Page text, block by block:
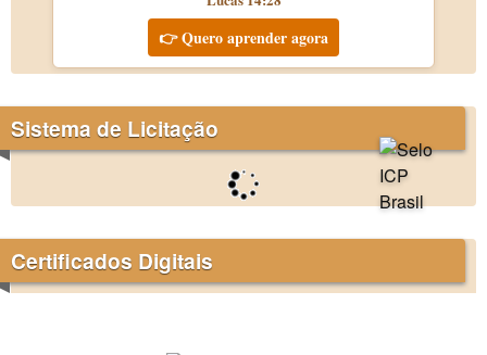
👉 Quero aprender agora
Sistema de Licitação
Certificados Digitais